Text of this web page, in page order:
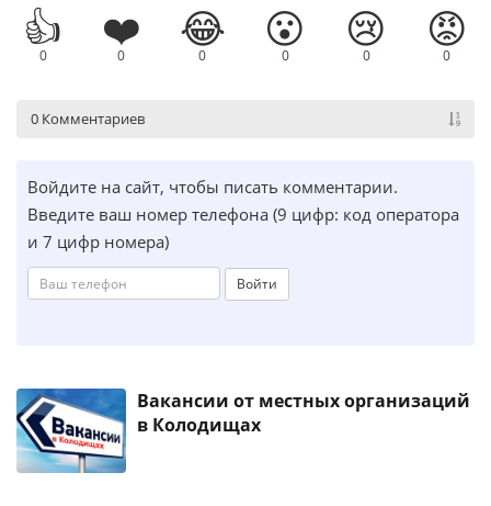
👍
0
❤️
0
😂
0
😮
0
😢
0
😡
0
0 Комментариев
Войдите на сайт, чтобы писать комментарии.
Введите ваш номер телефона (9 цифр: код оператора
и 7 цифр номера)
Войти
Вакансии от местных организаций
в Колодищах